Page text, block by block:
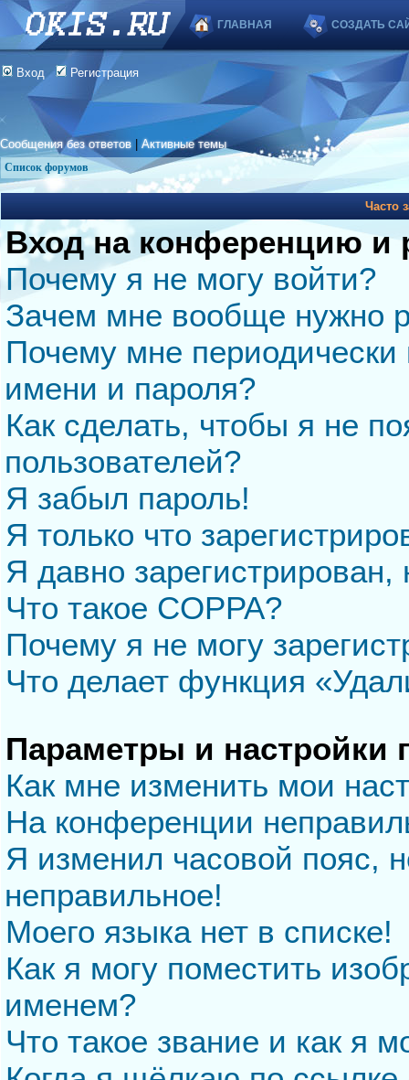
ГЛАВНАЯ СОЗДАТЬ
Вход Регистрация
Сообщения без ответов |Активные темы
Список форумов
Часто
Вход на конференцию и
Почему я не могу войти?
Зачем мне вообще нужно
Почему мне периодически
имени и пароля?
Как сделать, чтобы я не
пользователей?
Я забыл пароль!
Я только что
Я давно
Что такое COPPA?
Почему я не могу
Что делает функция
Параметры и настройки
Как мне изменить мои
На конференции
Я изменил часовой пояс,
неправильное!
Моего языка нет в списке!
Как я могу поместить
именем?
Что такое звание и как я